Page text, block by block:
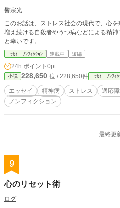
鬱宗光
このお話は、ストレス社会の現代で、心
増え続ける自殺者やうつ病などによる精
と幸いです。
ｴｯｾｲ・ﾉﾝﾌｨｸｼｮﾝ 連載中 短編
24h.ポイント 0pt
小説 228,650 位 / 228,650件 ｴｯｾｲ・ﾉﾝﾌｨ
エッセイ 精神病 ストレス 適応
ノンフィクション
最終更
9
心のリセット術
ログ